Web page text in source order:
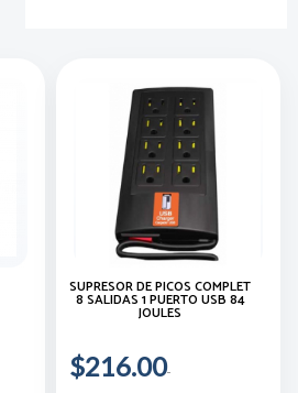
SUPRESOR DE PICOS COMPLET
8 SALIDAS 1 PUERTO USB 84
JOULES
$216.00